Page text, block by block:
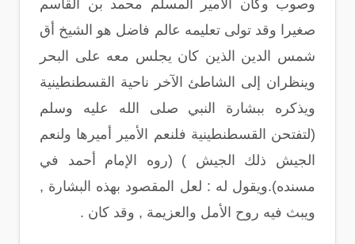
وصوب وكان الأمير المسلم محمد بن القاسم
صغيرا وقد تولى تعليمه عالم فاضل هو الشيخ أق
شمس الدين الذين كان يجلس معه على البحر
وينظران إلى الشاطئ الآخر ناحية القسطنطينية
ويذكره ببشارة النبي صلى الله عليه وسلم
(لتفتحن القسطنطينية فلنعم الأمير أميرها ولنعم
الجيش ذلك الجيش ) (روه الإمام أحمد في
مسنده).ويقول له : لعل المقصود بهذه البشارة ,
ويبث فيه روح الأمل والعزيمة , وقد كان .